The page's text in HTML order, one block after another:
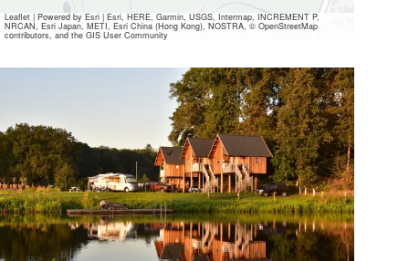
Leaflet | Powered by Esri | Esri, HERE, Garmin, USGS, Intermap, INCREMENT P,
NRCAN, Esri Japan, METI, Esri China (Hong Kong), NOSTRA, © OpenStreetMap
contributors, and the GIS User Community
Alle
Mediendateien
ansehen